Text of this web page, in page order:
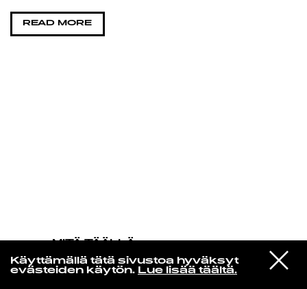
Käyttämällä tätä sivustoa hyväksyt
evästeiden käytön. Lue lisää täältä.
VIESTI
STUDIOON
MITÄ TÄÄLLÄ
Mac DeMarco
Dreams From Yesterday
KIRJAUDU SISÄÄN
READ MORE